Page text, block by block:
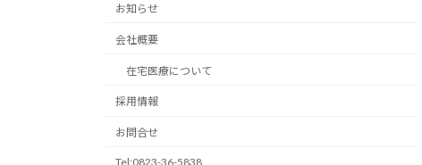
お知らせ
会社概要
在宅医療について
採用情報
お問合せ
Tel:0823-36-5838